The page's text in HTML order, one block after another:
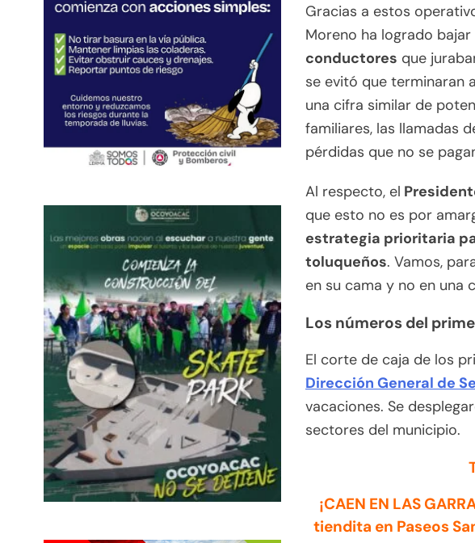
Gracias a estos
Moreno ha logrado
conductores que
se evitó que terminaran
una cifra similar de
familiares, las llamadas
pérdidas que no se
Al respecto, el
que esto no es por
estrategia prioritaria
toluqueños. Vamos,
en su cama y no en una
Los números del
El corte de caja de los
Dirección General de
vacaciones. Se
sectores del municipio.
¡CAEN EN LAS
tiendita en Paseos